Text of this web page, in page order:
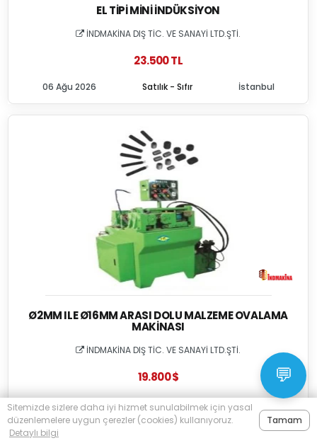
EL TIPI MINI İNDÜKSIYON
İNDMAKİNA DIŞ TİC. VE SANAYİ LTD.ŞTİ.
23.500 TL
Satılık - Sıfır
06 Ağu 2026 İstanbul
Ø2MM ILE Ø16MM ARASI DOLU MALZEME OVALAMA
MAKINASI
İNDMAKİNA DIŞ TİC. VE SANAYİ LTD.ŞTİ.
19.800 $
Satılık - Sıfır
06 Ağu 2026 İstanbul
💬
Sitemizde sizlere daha iyi hizmet sunulabilmek için yasal
düzenlemelere uygun çerezler (cookies) kullanıyoruz.
Detaylı bilgi
Tamam